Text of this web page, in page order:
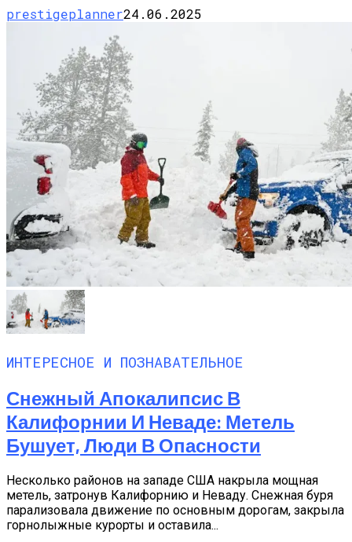
prestigeplanner24.06.2025
ИНТЕРЕСНОЕ И ПОЗНАВАТЕЛЬНОЕ
Снежный Апокалипсис В
Калифорнии И Неваде: Метель
Бушует, Люди В Опасности
Несколько районов на западе США накрыла мощная
метель, затронув Калифорнию и Неваду. Снежная буря
парализовала движение по основным дорогам, закрыла
горнолыжные курорты и оставила...